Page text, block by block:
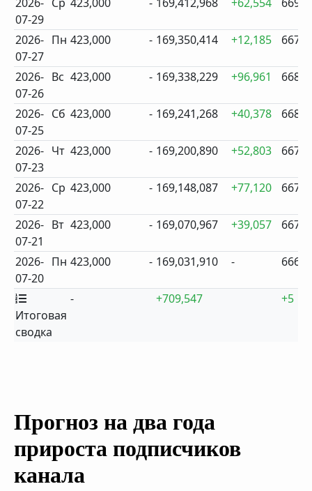
07-29
2026-
07-27
Пн 423,000 - 169,350,414 +12,185 667
2026-
07-26
Вс 423,000 - 169,338,229 +96,961 668
2026-
07-25
Сб 423,000 - 169,241,268 +40,378 668
2026-
07-23
Чт 423,000 - 169,200,890 +52,803 667
2026-
07-22
Ср 423,000 - 169,148,087 +77,120 667
2026-
07-21
Вт 423,000 - 169,070,967 +39,057 667
2026-
07-20
Пн 423,000 - 169,031,910 - 666
Итоговая
сводка
- +709,547 +5
Прогноз на два года
прироста подписчиков
канала